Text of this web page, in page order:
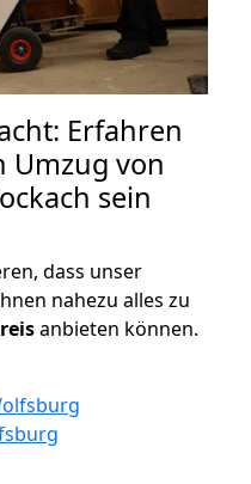
Erfahren
Umzug von
sein
dass unser
nahezu alles zu
anbieten können.